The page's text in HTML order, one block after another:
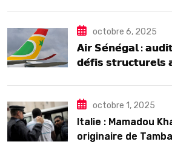
octobre 6, 2025
𝗔𝗶𝗿 𝗦𝗲́𝗻𝗲́𝗴𝗮𝗹 :
𝗱𝗲́𝗳𝗶𝘀
octobre 1, 2025
Italie : Mamadou
originaire de